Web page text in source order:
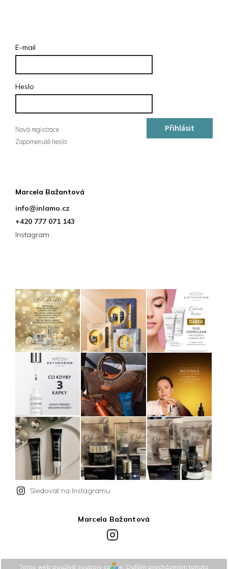
Tento web používá soubory cookie. Dalším procházením tohoto
E-mail
Heslo
Přihlásit
Nová registrace
Zapomenuté heslo
Marcela Bažantová
info@inlamo.cz
+420 777 071 143
Instagram
Sledovat na Instagramu
Marcela Bažantová
Instagram